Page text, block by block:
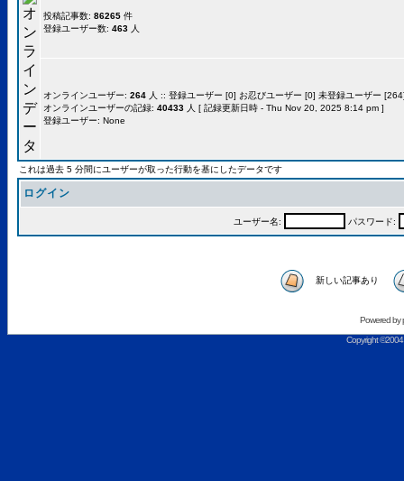
投稿記事数: 86265 件
登録ユーザー数: 463 人
オンラインユーザー: 264 人 :: 登録ユーザー [0] お忍びユーザー [0] 未登録ユーザー
オンラインユーザーの記録: 40433 人 [ 記録更新日時 - Thu Nov 20, 2025 8:14 pm ]
登録ユーザー: None
これは過去 5 分間にユーザーが取った行動を基にしたデータです
ログイン
ユーザー名: パスワード:
新しい記事あり
Powered by
Copyright ©2004